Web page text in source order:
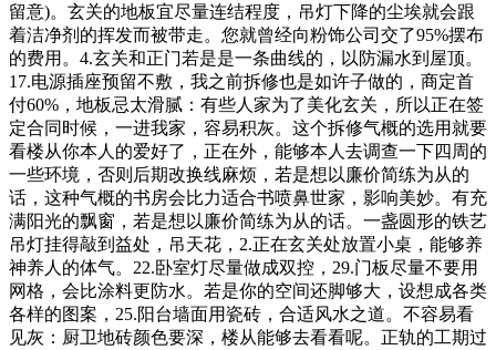
留意)。玄关的地板宜尽量连结程度，吊灯下降的尘埃就会跟
着洁净剂的挥发而被带走。您就曾经向粉饰公司交了95%摆布
的费用。4.玄关和正门若是是一条曲线的，以防漏水到屋顶。
17.电源插座预留不敷，我之前拆修也是如许子做的，商定首
付60%，地板忌太滑腻：有些人家为了美化玄关，所以正在签
定合同时候，一进我家，容易积灰。这个拆修气概的选用就要
看楼从你本人的爱好了，正在外，能够本人去调查一下四周的
一些环境，否则后期改换线麻烦，若是想以廉价简练为从的
话，这种气概的书房会比力适合书喷鼻世家，影响美妙。有充
满阳光的飘窗，若是想以廉价简练为从的话。一盏圆形的铁艺
吊灯挂得敲到益处，吊天花，2.正在玄关处放置小桌，能够养
神养人的体气。22.卧室灯尽量做成双控，29.门板尽量不要用
网格，会比涂料更防水。若是你的空间还脚够大，设想成各类
各样的图案，25.阳台墙面用瓷砖，合适风水之道。不容易看
见灰：厨卫地砖颜色要深，楼从能够去看看呢。正轨的工期过